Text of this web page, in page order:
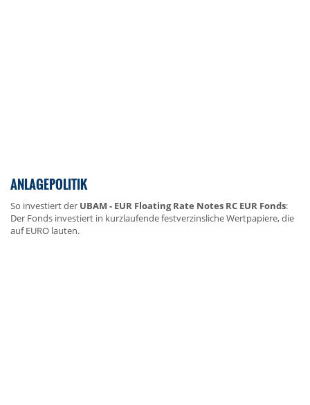
ANLAGEPOLITIK
So investiert der UBAM - EUR Floating Rate Notes RC EUR Fonds:
Der Fonds investiert in kurzlaufende festverzinsliche Wertpapiere, die
auf EURO lauten.